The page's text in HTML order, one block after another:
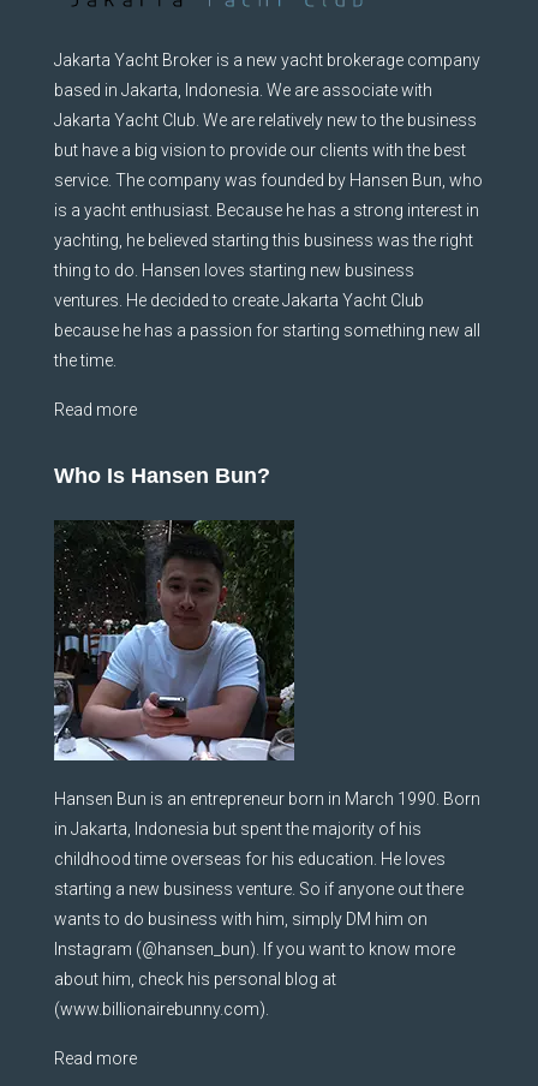
Jakarta Yacht Broker is a new yacht brokerage company
based in Jakarta, Indonesia. We are associate with
Jakarta Yacht Club. We are relatively new to the business
but have a big vision to provide our clients with the best
service. The company was founded by Hansen Bun, who
is a yacht enthusiast. Because he has a strong interest in
yachting, he believed starting this business was the right
thing to do. Hansen loves starting new business
ventures. He decided to create Jakarta Yacht Club
because he has a passion for starting something new all
the time.
Read more
Who Is Hansen Bun?
Hansen Bun is an entrepreneur born in March 1990. Born
in Jakarta, Indonesia but spent the majority of his
childhood time overseas for his education. He loves
starting a new business venture. So if anyone out there
wants to do business with him, simply DM him on
Instagram (@hansen_bun). If you want to know more
about him, check his personal blog at
(www.billionairebunny.com).
Read more